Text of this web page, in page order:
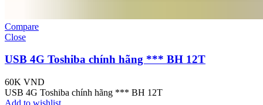
Compare
Close
USB 4G Toshiba chính hãng *** BH 12T
60K VND
USB 4G Toshiba chính hãng *** BH 12T
Add to wishlist